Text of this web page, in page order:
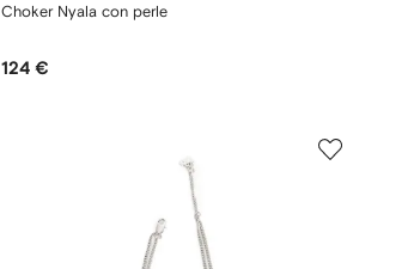
Choker Nyala con perle
124 €